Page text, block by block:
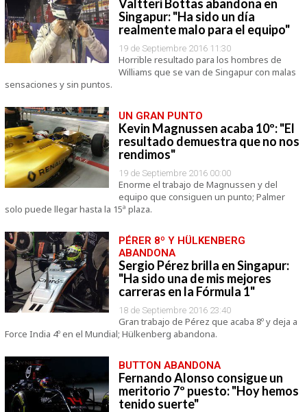
Valtteri Bottas abandona en
Singapur: "Ha sido un día
realmente malo para el equipo"
19 de Septiembre 2016 11:30
Horrible resultado para los hombres de
Williams que se van de Singapur con malas
sensaciones y sin puntos.
UN GRAN PUNTO
Kevin Magnussen acaba 10º: "El
resultado demuestra que no nos
rendimos"
19 de Septiembre 2016 00:00
Enorme el trabajo de Magnussen y del
equipo que consiguen un punto; Palmer
solo puede llegar hasta la 15ª plaza.
PÉRER 8º Y HÜLKENBERG
ABANDONA
Sergio Pérez brilla en Singapur:
"Ha sido una de mis mejores
carreras en la Fórmula 1"
18 de Septiembre 2016 23:40
Gran trabajo de Pérez que acaba 8º y deja a
Force India 4º en el Mundial; Hülkenberg abandona.
BUTTON ABANDONA
Fernando Alonso consigue un
meritorio 7º puesto: "Hoy hemos
tenido suerte"